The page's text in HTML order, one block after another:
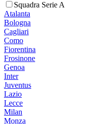
Squadra Serie A
Atalanta
Bologna
Cagliari
Como
Fiorentina
Frosinone
Genoa
Inter
Juventus
Lazio
Lecce
Milan
Monza